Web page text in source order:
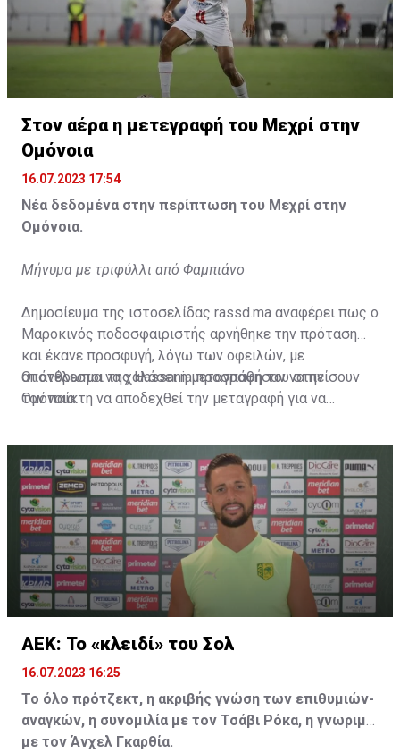
Στον αέρα η μετεγραφή του Μεχρί στην
Ομόνοια
16.07.2023 17:54
Νέα δεδομένα στην περίπτωση του Μεχρί στην
Ομόνοια.
Μήνυμα με τριφύλλι από Φαμπιάνο
Δημοσίευμα της ιστοσελίδας rassd.ma αναφέρει πως ο
Μαροκινός ποδοσφαιριστής αρνήθηκε την πρόταση
και έκανε προσφυγή, λόγω των οφειλών, με
αποτέλεσμα να χαλάσει η μεταγραφή του στην
Ομόνοια.
Οι άνθρωποι της Hassania προσπάθησαν να πείσουν
τον παίκτη να αποδεχθεί την μεταγραφή για να
να λύσει το συμβόλαιό του, ώστε να μετακομίσει
ελεύθερα σε οποιαδήποτε νέα ομάδα το τρέχον
καλοκαίρι.
ΑΕΚ: Το «κλειδί» του Σολ
16.07.2023 16:25
Το όλο πρότζεκτ, η ακριβής γνώση των επιθυμιών-
αναγκών, η συνομιλία με τον Τσάβι Ρόκα, η γνωριμία
με τον Άνχελ Γκαρθία.